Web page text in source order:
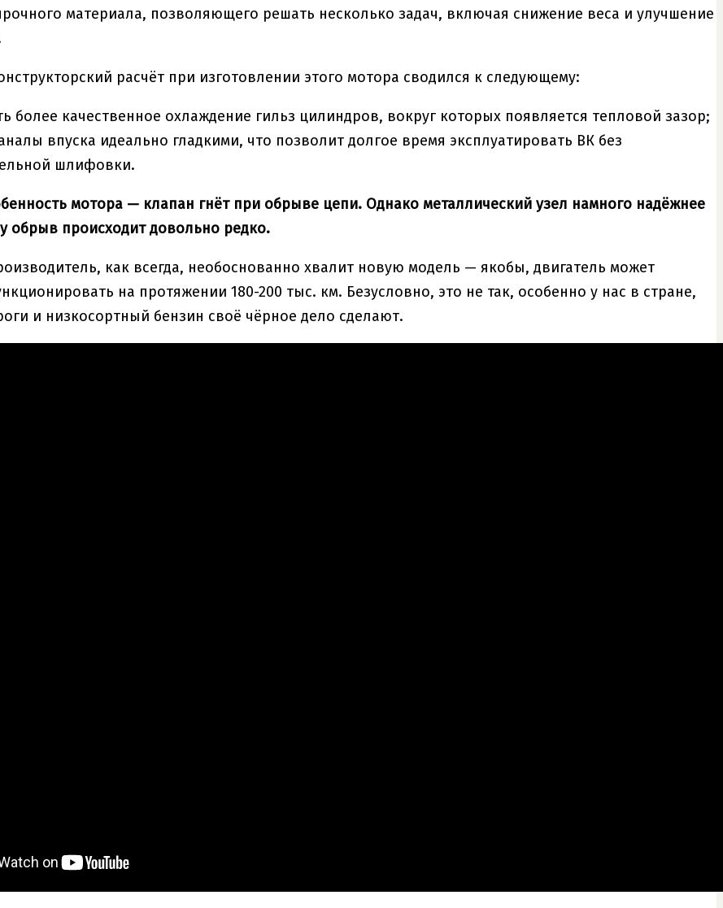
материала, позволяющего решать несколько задач, включая снижение веса и улучшение
расчёт при изготовлении этого мотора сводился к следующему:
более качественное охлаждение гильз цилиндров, вокруг которых появляется тепловой зазор;
впуска идеально гладкими, что позволит долгое время эксплуатировать ВК без
шлифовки.
мотора — клапан гнёт при обрыве цепи. Однако металлический узел намного надёжнее
обрыв происходит довольно редко.
как всегда, необоснованно хвалит новую модель — якобы, двигатель может
на протяжении 180-200 тыс. км. Безусловно, это не так, особенно у нас в стране,
и низкосортный бензин своё чёрное дело сделают.